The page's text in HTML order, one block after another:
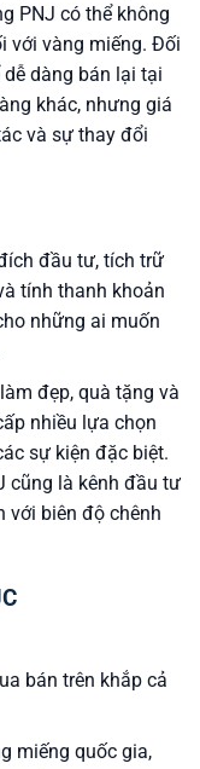
PNJ có thể không
với vàng miếng. Đối
dàng bán lại tại
khác, nhưng giá
và sự thay đổi
đầu tư, tích trữ
tính thanh khoản
những ai muốn
đẹp, quà tặng và
nhiều lựa chọn
sự kiện đặc biệt.
cũng là kênh đầu tư
với biên độ chênh
bán trên khắp cả
miếng quốc gia,